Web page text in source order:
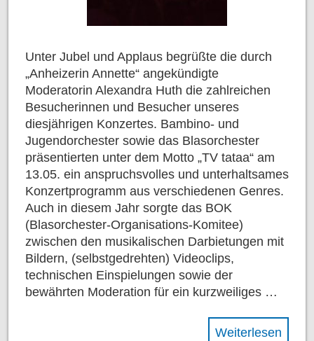
Unter Jubel und Applaus begrüßte die durch
„Anheizerin Annette“ angekündigte
Moderatorin Alexandra Huth die zahlreichen
Besucherinnen und Besucher unseres
diesjährigen Konzertes. Bambino- und
Jugendorchester sowie das Blasorchester
präsentierten unter dem Motto „TV tataa“ am
13.05. ein anspruchsvolles und unterhaltsames
Konzertprogramm aus verschiedenen Genres.
Auch in diesem Jahr sorgte das BOK
(Blasorchester-Organisations-Komitee)
zwischen den musikalischen Darbietungen mit
Bildern, (selbstgedrehten) Videoclips,
technischen Einspielungen sowie der
bewährten Moderation für ein kurzweiliges …
Weiterlesen